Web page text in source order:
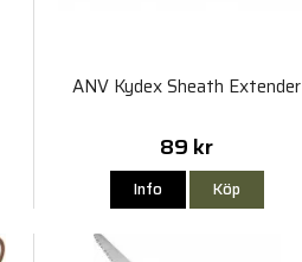
ANV Kydex Sheath Extender
89 kr
Info Köp